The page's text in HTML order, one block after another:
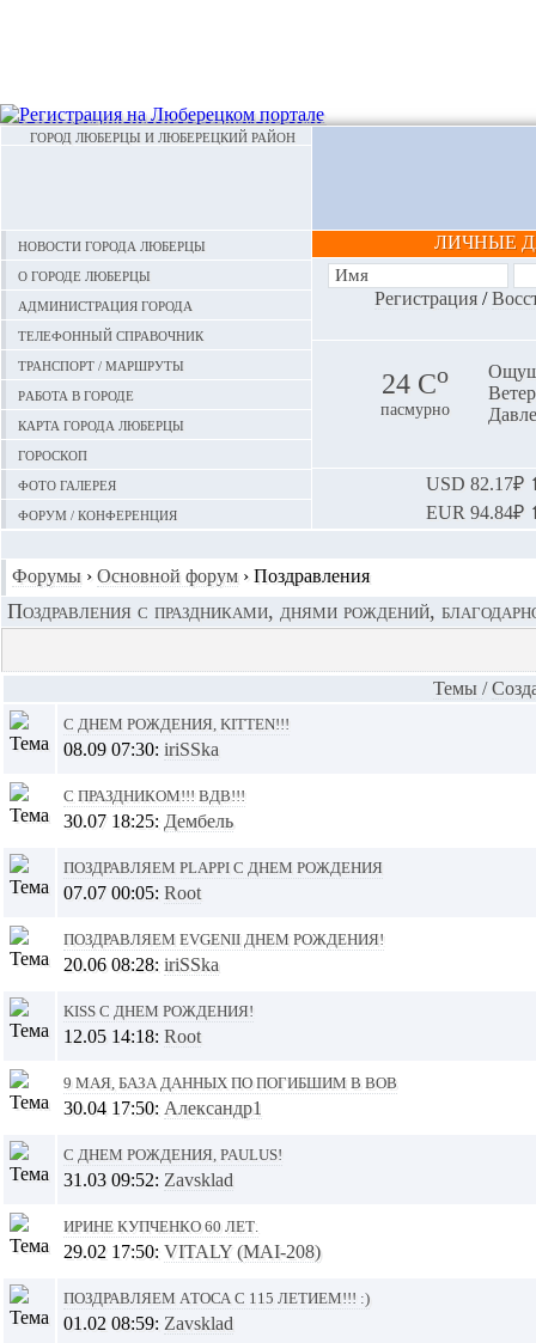
ГОРОД ЛЮБЕРЦЫ И ЛЮБЕРЕЦКИЙ РАЙОН
Новости города Люберцы
О городе Люберцы
Администрация города
Телефонный справочник
Транспорт / маршруты
Работа в городе
Карта города Люберцы
Гороскоп
Фото галерея
Форум / конференция
ЛИЧНЫЕ
Регистрация/
24 Сo
пасмурно
USD 82.17₽
EUR 94.84₽
Форумы › Основной форум › Поздравления
Поздравления с праздниками, днями рождений,
Темы /
C днем рождения, KITTEN!!!
08.09 07:30: iriSSka
С Праздником!!! ВДВ!!!
30.07 18:25: Дембель
Поздравляем plappi с днем рождения
07.07 00:05: Root
Поздравляем EVGENII днем рождения!
20.06 08:28: iriSSka
Kiss с днем рождения!
12.05 14:18: Root
9 мая, База данных по погибшим в ВОВ
30.04 17:50: Александр1
С днем рождения, PAULUS!
31.03 09:52: Zavsklad
Ирине Купченко 60 лет.
29.02 17:50: VITALY (MAI-208)
Поздравляем Атоса с 115 летием!!! :)
01.02 08:59: Zavsklad